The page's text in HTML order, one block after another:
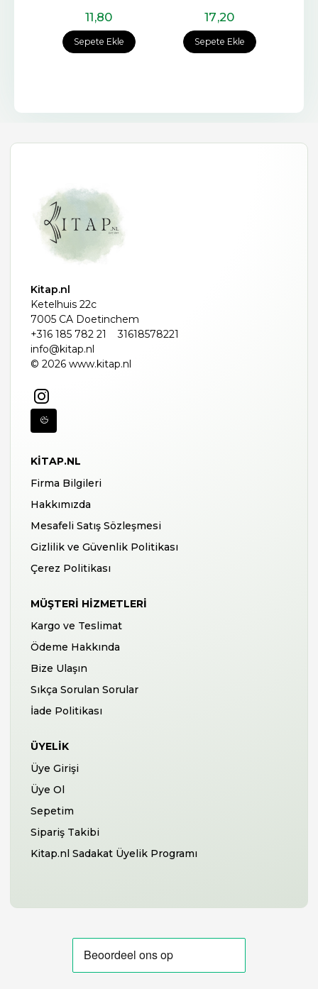
Sepete Ekle
11,80
Sepete Ekle
17,20
Kitap.nl
Ketelhuis 22c
7005 CA Doetinchem
+316 185 782 21
31618578221
info@kitap.nl
© 2026 www.kitap.nl
KITAP.NL
Firma Bilgileri
Hakkımızda
Mesafeli Satış Sözleşmesi
Gizlilik ve Güvenlik Politikası
Çerez Politikası
MÜŞTERI HIZMETLERI
Kargo ve Teslimat
Ödeme Hakkında
Bize Ulaşın
Sıkça Sorulan Sorular
İade Politikası
ÜYELIK
Üye Girişi
Üye Ol
Sepetim
Sipariş Takibi
Kitap.nl Sadakat Üyelik Programı